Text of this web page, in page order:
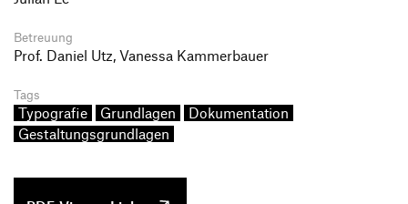
Betreuung
Prof. Daniel Utz, Vanessa Kammerbauer
Tags
Typografie Grundlagen
Dokumentation
Gestaltungsgrundlagen